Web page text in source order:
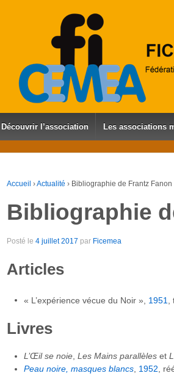
Découvrir l’association Les associations
Accueil ›Actualité › Bibliographie de Frantz Fanon
Bibliographie
Posté le 4 juillet 2017 par Ficemea
Articles
« L’expérience vécue du Noir », 1951
Livres
L’Œil se noie, Les Mains parallèles et
Peau noire, masques blancs, 1952,